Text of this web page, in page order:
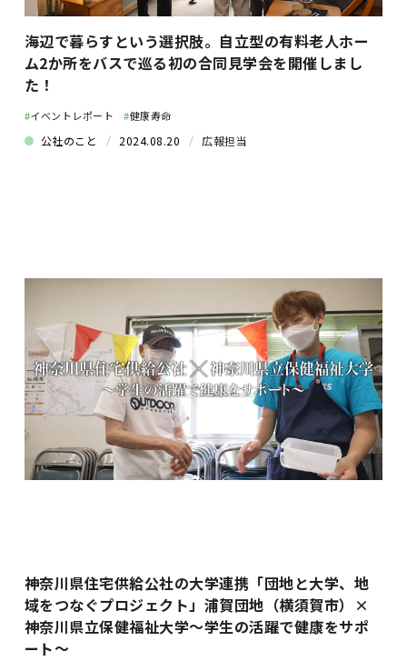
海辺で暮らすという選択肢。自立型の有料老人ホー
ム2か所をバスで巡る初の合同見学会を開催しまし
た！
#イベントレポート #健康寿命
公社のこと 2024.08.20 広報担当
神奈川県住宅供給公社の大学連携「団地と大学、地
域をつなぐプロジェクト」浦賀団地（横須賀市）×
神奈川県立保健福祉大学〜学生の活躍で健康をサポ
ート〜